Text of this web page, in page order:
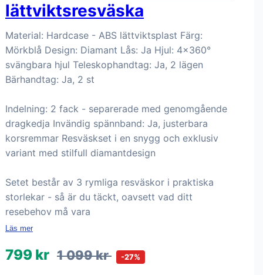
lättviktsresväska
Material: Hardcase - ABS lättviktsplast Färg:
Mörkblå Design: Diamant Lås: Ja Hjul: 4x360°
svängbara hjul Teleskophandtag: Ja, 2 lägen
Bärhandtag: Ja, 2 st
Indelning: 2 fack - separerade med genomgående
dragkedja Invändig spännband: Ja, justerbara
korsremmar Resväskset i en snygg och exklusiv
variant med stilfull diamantdesign
Setet består av 3 rymliga resväskor i praktiska
storlekar - så är du täckt, oavsett vad ditt
resebehov må vara
Läs mer
799 kr 1 099 kr -27%